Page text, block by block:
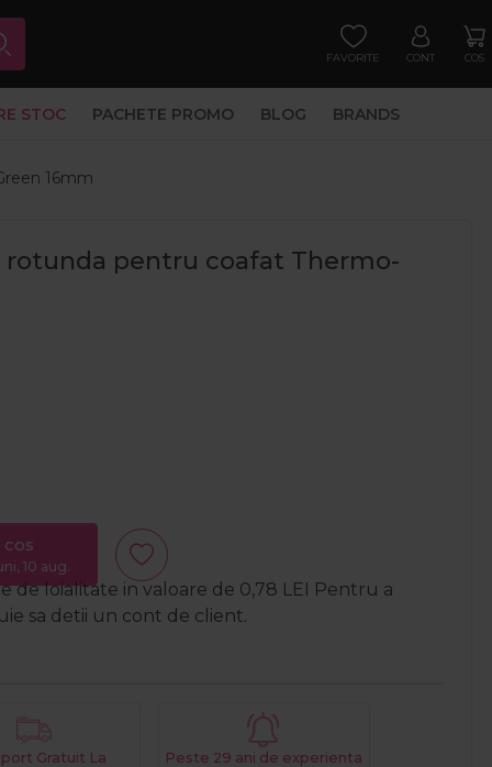
FAVORITE CONT COS
STOC PACHETE PROMO BLOG BRANDS
16mm
rotunda pentru coafat Thermo-
cos
10 aug.
de loialitate in valoare de 0,78 LEI Pentru a
sa detii un cont de client.
Gratuit La
Peste 29 ani de experienta